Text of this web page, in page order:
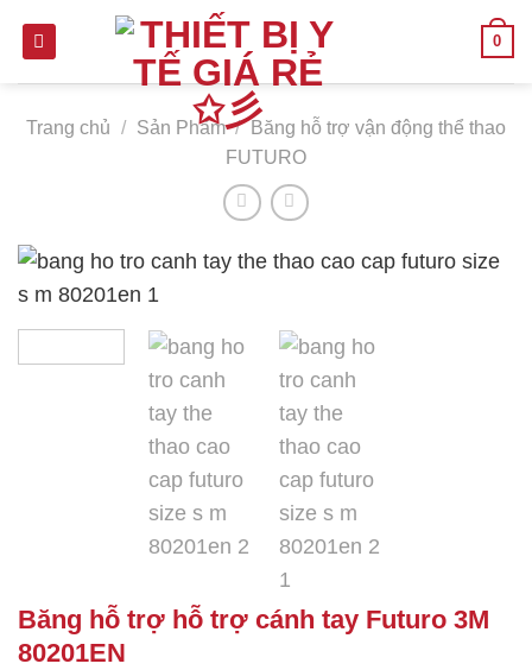
0
Trang chủ / Sản Phẩm /
Băng hỗ trợ vận động thể thao
FUTURO
Băng hỗ trợ hỗ trợ cánh tay Futuro 3M
80201EN